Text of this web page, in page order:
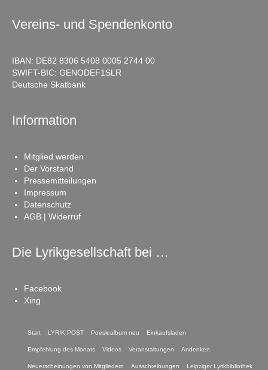
Vereins- und Spendenkonto
IBAN: DE82 8306 5408 0005 2744 00
SWIFT-BIC: GENODEF1SLR
Deutsche Skatbank
Information
Mitglied werden
Der Vorstand
Pressemitteilungen
Impressum
Datenschutz
AGB | Widerruf
Die Lyrikgesellschaft bei …
Facebook
Xing
Start LYRIK:POST Poesiealbum neu Einkaufsladen
Empfehlung des Monats Videos Veranstaltungen Andenken
Neuerscheinungen von Mitgliedern Ausschreibungen Leipziger Lyrikbibliothek